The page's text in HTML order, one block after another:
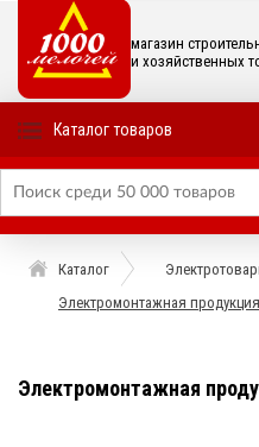
магазин
и хозяйственных
Каталог товаров
Каталог
Электромонтажная продукция
Электромонтажная